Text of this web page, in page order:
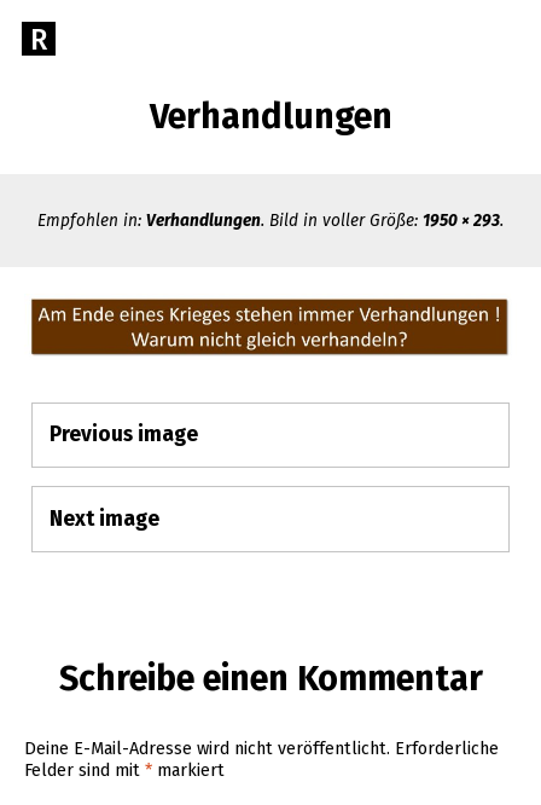
zumGehe
R.
R
RECHTSANWALT
R.
MENZ
Rechtsberatung
aus
einer
Hand
Verhandlungen
Empfohlen in: Verhandlungen. Bild in voller Größe: 1950 × 293.
Anhangs-
Navigation
Previous image
Next image
Schreibe einen Kommentar
Deine E-Mail-Adresse wird nicht veröffentlicht. Erforderliche
Felder sind mit* markiert